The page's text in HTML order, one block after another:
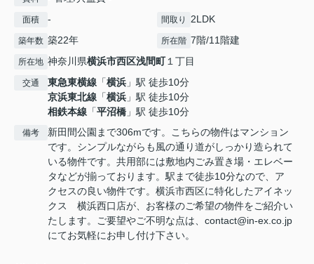
面積 - 間取り 2LDK
築年数 築22年 所在階 7階/11階建
所在地 神奈川県横浜市西区浅間町１丁目
交通 東急東横線 「横浜 」駅 徒歩10分
京浜東北線 「横浜 」駅 徒歩10分
相鉄本線 「平沼橋 」駅 徒歩10分
備考
新田間公園まで306mです。こちらの物件はマンション
です。シンプルながらも風の通り道がしっかり造られて
いる物件です。共用部には敷地内ごみ置き場・エレベー
タなどが揃っております。駅まで徒歩10分なので、ア
クセスの良い物件です。横浜市西区に特化したアイネッ
クス 横浜西口店が、お客様のご希望の物件をご紹介い
たします。ご要望やご不明な点は、contact@in-ex.co.jp
にてお気軽にお申し付け下さい。